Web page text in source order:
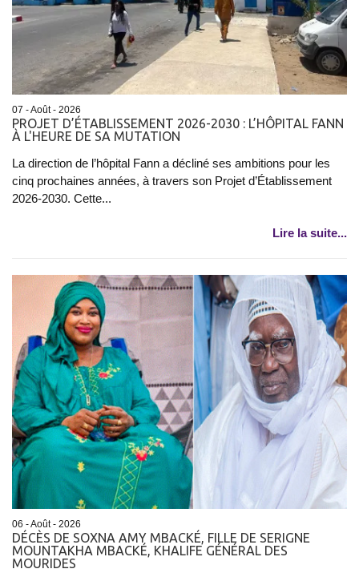
07 - Août - 2026
PROJET D’ÉTABLISSEMENT 2026-2030 : L’HÔPITAL FANN
À L'HEURE DE SA MUTATION
La direction de l’hôpital Fann a décliné ses ambitions pour les
cinq prochaines années, à travers son Projet d’Établissement
2026-2030. Cette...
Lire la suite...
06 - Août - 2026
DÉCÈS DE SOXNA AMY MBACKÉ, FILLE DE SERIGNE
MOUNTAKHA MBACKÉ, KHALIFE GÉNÉRAL DES
MOURIDES